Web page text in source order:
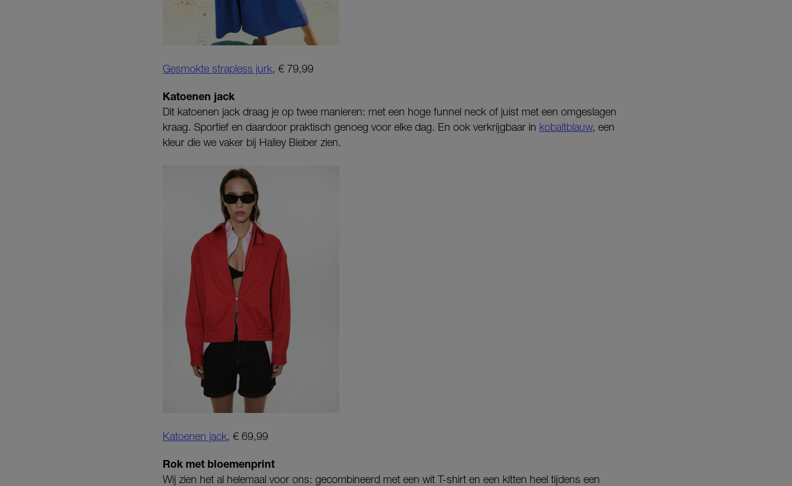
Gesmokte strapless jurk, € 79,99
Katoenen jack
Dit katoenen jack draag je op twee manieren: met een hoge funnel neck of juist met een omgeslagen
kraag. Sportief en daardoor praktisch genoeg voor elke dag. En ook verkrijgbaar in kobaltblauw, een
kleur die we vaker bij Hailey Bieber zien.
Katoenen jack, € 69,99
Rok met bloemenprint
Wij zien het al helemaal voor ons: gecombineerd met een wit T-shirt en een kitten heel tijdens een